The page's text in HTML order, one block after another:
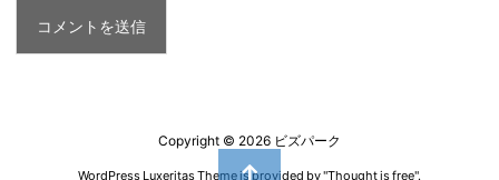
Copyright © 2026 ビズパーク
WordPress Luxeritas Theme is provided by "Thought is free".